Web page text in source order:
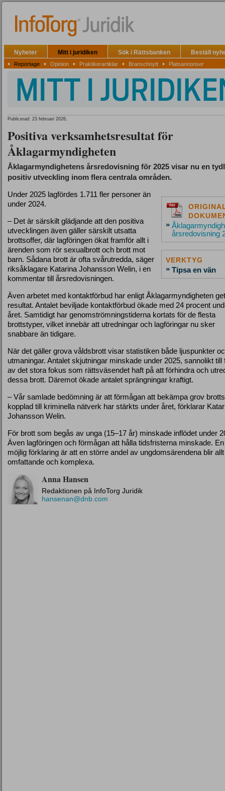
Nyheter Mitt i juridiken Sök i Rättsbanken Beställ
▪ Reportage ▪ Opinion ▪ Praktikerartiklar ▪ Branschnytt ▪ Platsannonser
Publicerad: 23 februari 2026,
Positiva verksamhetsresultat för
Åklagarmyndigheten
Åklagarmyndighetens årsredovisning för 2025 visar nu en
positiv utveckling inom flera centrala områden.
»
årsredovisning
VERKTYG
» Tipsa en vän
Under 2025 lagfördes 1.711 fler personer än
under 2024.
– Det är särskilt glädjande att den positiva
utvecklingen även gäller särskilt utsatta
brottsoffer, där lagföringen ökat framför allt i
ärenden som rör sexualbrott och brott mot
barn. Sådana brott är ofta svårutredda, säger
riksåklagare Katarina Johansson Welin, i en
kommentar till årsredovisningen.
Även arbetet med kontaktförbud har enligt Åklagarmyndigheten
resultat. Antalet beviljade kontaktförbud ökade med 24 procent
året. Samtidigt har genomströmningstiderna kortats för de flesta
brottstyper, vilket innebär att utredningar och lagföringar nu sker
snabbare än tidigare.
När det gäller grova våldsbrott visar statistiken både ljuspunkter
utmaningar. Antalet skjutningar minskade under 2025, sannolikt till
av det stora fokus som rättsväsendet haft på att förhindra och
dessa brott. Däremot ökade antalet sprängningar kraftigt.
– Vår samlade bedömning är att förmågan att bekämpa grov
kopplad till kriminella nätverk har stärkts under året, förklarar
Johansson Welin.
För brott som begås av unga (15–17 år) minskade inflödet under
Även lagföringen och förmågan att hålla tidsfristerna minskade. En
möjlig förklaring är att en större andel av ungdomsärendena blir
omfattande och komplexa.
Anna Hansen
Redaktionen på InfoTorg Juridik
hansenan@dnb.com